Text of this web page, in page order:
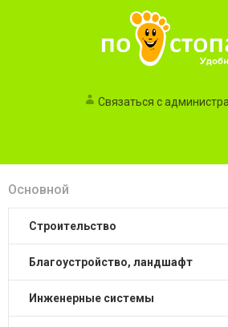
Связаться с
Основной
строительство
благоустройство, ландшафт
инженерные системы